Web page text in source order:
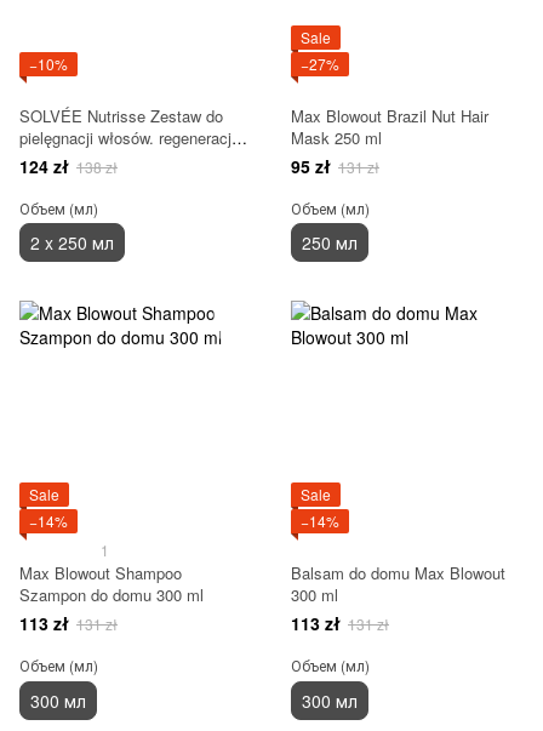
−10%
SOLVÉE Nutrisse Zestaw do
pielęgnacji włosów. regeneracja
po zabiegach chemicznych
124 zł 138 zł
Объем (мл)
2 x 250 мл
Sale
−27%
Max Blowout Brazil Nut Hair
Mask 250 ml
95 zł 131 zł
Объем (мл)
250 мл
Sale
−14%
1
Max Blowout Shampoo
Szampon do domu 300 ml
113 zł 131 zł
Объем (мл)
300 мл
Sale
−14%
Balsam do domu Max Blowout
300 ml
113 zł 131 zł
Объем (мл)
300 мл